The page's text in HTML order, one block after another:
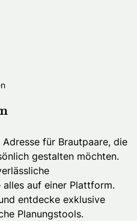
für Brautpaare, die
gestalten möchten.
auf einer Plattform.
entdecke exklusive
Planungstools.